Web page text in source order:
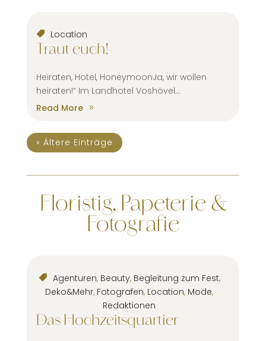
Location
Traut euch!
Heiraten, Hotel, HoneymoonJa, wir wollen
heiraten!“ Im Landhotel Voshövel...
Read More
« Ältere Einträge
Floristig, Papeterie &
Fotografie
Agenturen, Beauty, Begleitung zum Fest,
Deko&Mehr, Fotografen, Location, Mode,
Redaktionen
Das Hochzeitsquartier